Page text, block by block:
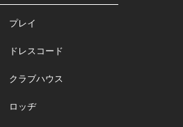
プレイ
ドレスコード
クラブハウス
ロッヂ